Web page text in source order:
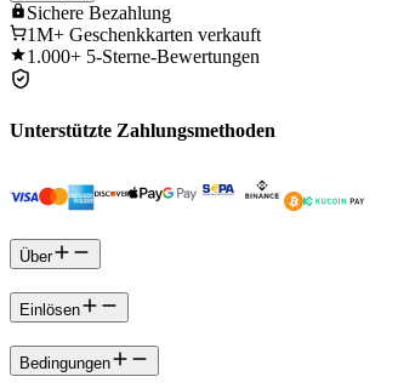
Sichere Bezahlung
1M+ Geschenkkarten verkauft
1.000+ 5-Sterne-Bewertungen
Unterstützte Zahlungsmethoden
Über
Einlösen
Bedingungen